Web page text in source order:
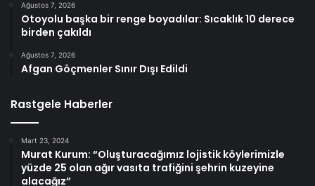
Ağustos 7, 2026
Otoyolu başka bir renge boyadılar: Sıcaklık 10 derece
birden çakıldı
Ağustos 7, 2026
Afgan Göçmenler Sınır Dışı Edildi
Rastgele Haberler
Mart 23, 2024
Murat Kurum: “Oluşturacağımız lojistik köylerimizle
yüzde 25 olan ağır vasıta trafiğini şehrin kuzeyine
alacağız”